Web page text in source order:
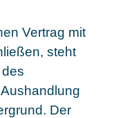
Vertrag mit
steht
Der